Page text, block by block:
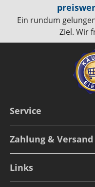
Ein rundum
Ziel. Wir
Service
Zahlung & Versand
Links